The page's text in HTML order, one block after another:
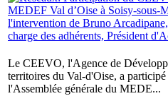
Le CEEVO, l'Agence de
territoires du Val-d'Oise, a
l'Assemblée générale du MEDE...